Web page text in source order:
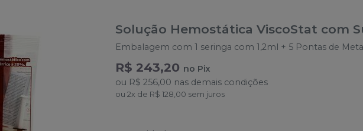
Solução Hemostática ViscoStat com
Embalagem com 1 seringa com 1,2ml + 5 Pontas de
R$ 243,20 no Pix
ou R$ 256,00 nas demais condições
ou 2x de R$ 128,00 sem juros